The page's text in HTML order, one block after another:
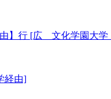
由】行 [広 文化学園大
経由]